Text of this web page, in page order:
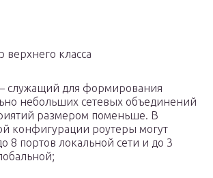
класса
служащий для формирования
небольших сетевых объединений
размером поменьше. В
конфигурации роутеры могут
8 портов локальной сети и до 3